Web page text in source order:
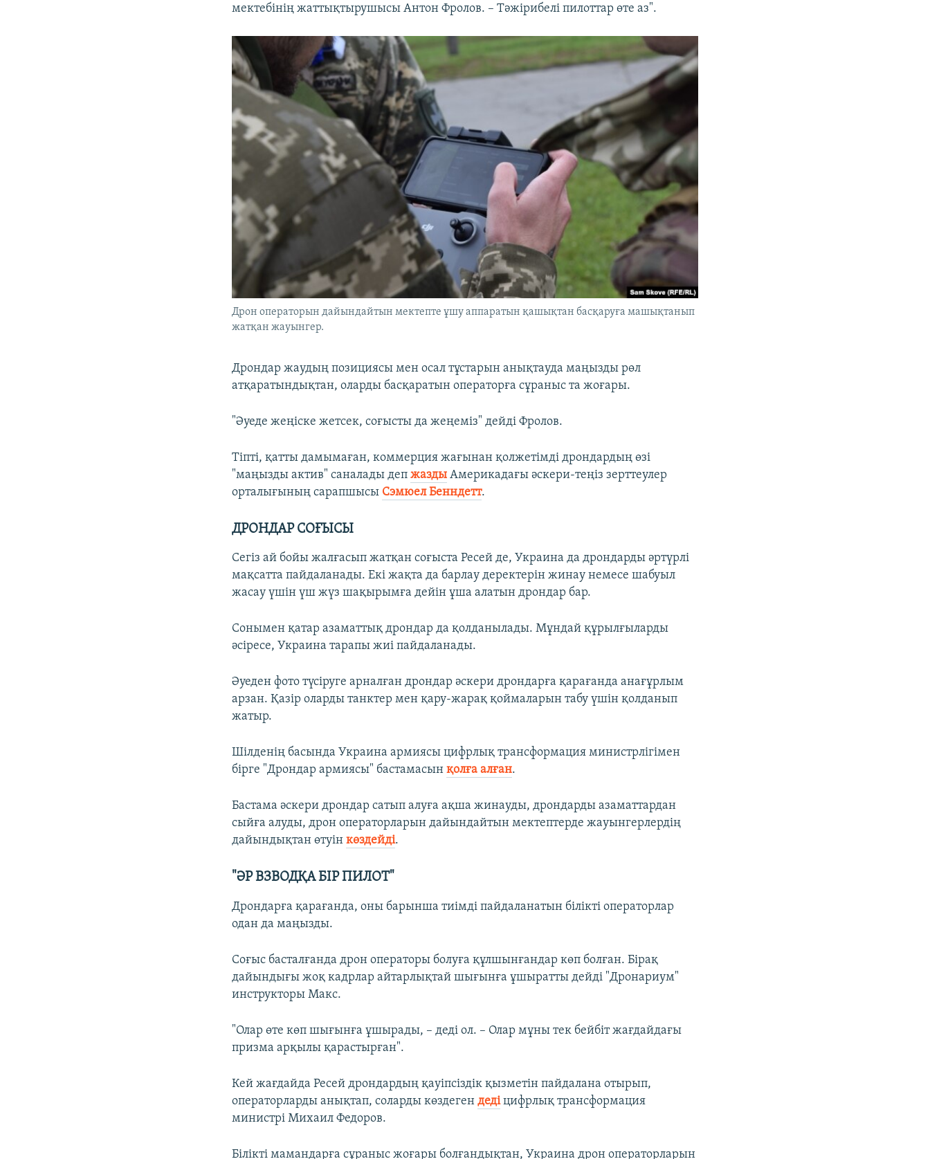
мектебінің жаттықтырушысы Антон Фролов. – Тәжірибелі пилоттар өте аз".
Дрон операторын дайындайтын мектепте ұшу аппаратын қашықтан басқаруға машықтанып
жатқан жауынгер.
Дрондар жаудың позициясы мен осал тұстарын анықтауда маңызды рөл
атқаратындықтан, оларды басқаратын операторға сұраныс та жоғары.
"Әуеде жеңіске жетсек, соғысты да жеңеміз" дейді Фролов.
Тіпті, қатты дамымаған, коммерция жағынан қолжетімді дрондардың өзі
"маңызды актив" саналады депжазды Америкадағы әскери-теңіз зерттеулер
орталығының сарапшысы Сэмюел Бенндетт.
ДРОНДАР СОҒЫСЫ
Сегіз ай бойы жалғасып жатқан соғыста Ресей де, Украина да дрондарды әртүрлі
мақсатта пайдаланады. Екі жақта да барлау деректерін жинау немесе шабуыл
жасау үшін үш жүз шақырымға дейін ұша алатын дрондар бар.
Сонымен қатар азаматтық дрондар да қолданылады. Мұндай құрылғыларды
әсіресе, Украина тарапы жиі пайдаланады.
Әуеден фото түсіруге арналған дрондар әскери дрондарға қарағанда анағұрлым
арзан. Қазір оларды танктер мен қару-жарақ қоймаларын табу үшін қолданып
жатыр.
Шілденің басында Украина армиясы цифрлық трансформация министрлігімен
бірге "Дрондар армиясы" бастамасынқолға алған.
Бастама әскери дрондар сатып алуға ақша жинауды, дрондарды азаматтардан
сыйға алуды, дрон операторларын дайындайтын мектептерде жауынгерлердің
дайындықтан өтуінкөздейді.
"ӘР ВЗВОДҚА БІР ПИЛОТ"
Дрондарға қарағанда, оны барынша тиімді пайдаланатын білікті операторлар
одан да маңызды.
Соғыс басталғанда дрон операторы болуға құлшынғандар көп болған. Бірақ
дайындығы жоқ кадрлар айтарлықтай шығынға ұшыратты дейді "Дронариум"
инструкторы Макс.
"Олар өте көп шығынға ұшырады, – деді ол. – Олар мұны тек бейбіт жағдайдағы
призма арқылы қарастырған".
Кей жағдайда Ресей дрондардың қауіпсіздік қызметін пайдалана отырып,
операторларды анықтап, соларды көздегендедіцифрлық трансформация
министрі Михаил Федоров.
Білікті мамандарға сұраныс жоғары болғандықтан, Украина дрон операторларын